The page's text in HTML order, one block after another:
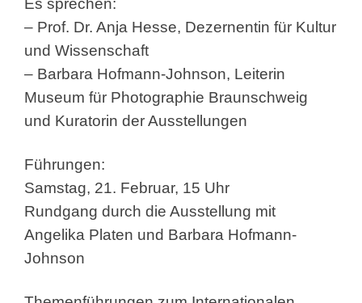
Es sprechen:
– Prof. Dr. Anja Hesse, Dezernentin für Kultur
und Wissenschaft
– Barbara Hofmann-Johnson, Leiterin
Museum für Photographie Braunschweig
und Kuratorin der Ausstellungen
Führungen:
Samstag, 21. Februar, 15 Uhr
Rundgang durch die Ausstellung mit
Angelika Platen und Barbara Hofmann-
Johnson